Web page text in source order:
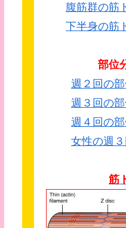
腹筋群の筋
下半身の筋
部位
週２回の
週３回の
週４回の
女性の週
筋